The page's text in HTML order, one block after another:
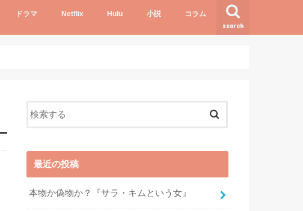
search
ドラマ Netflix Hulu 小説 コラム
最近の投稿
本物か偽物か？『サラ・キムという女』